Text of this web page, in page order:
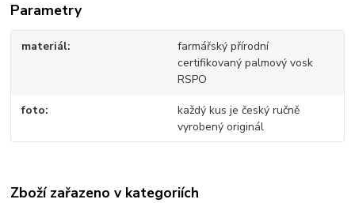
Parametry
materiál
farmářský přírodní
certifikovaný palmový vosk
RSPO
foto
každý kus je český ručně
vyrobený originál
Zboží zařazeno v kategoriích